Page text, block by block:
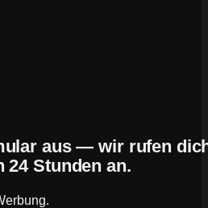
aus — wir rufen
24 Stunden an.